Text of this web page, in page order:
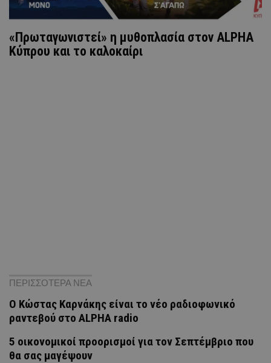
«Πρωταγωνιστεί» η μυθοπλασία στον ALPHA
Κύπρου και το καλοκαίρι
ΠΕΡΙΣΣΟΤΕΡΑ ΝΕΑ
Ο Κώστας Καρνάκης είναι το νέο ραδιοφωνικό
ραντεβού στο ALPHA radio
5 οικονομικοί προορισμοί για τον Σεπτέμβριο που
θα σας μαγέψουν